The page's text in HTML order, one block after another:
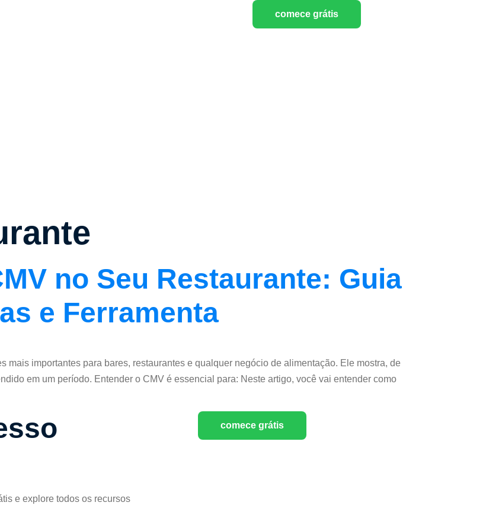
comece grátis
no Seu Restaurante: Guia
e Ferramenta
mais importantes para bares, restaurantes e qualquer negócio de alimentação. Ele mostra, de
em um período. Entender o CMV é essencial para: Neste artigo, você vai entender como
e explore todos os recursos
comece grátis